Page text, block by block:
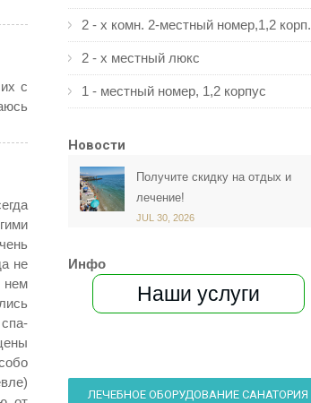
с
не
нем
2 - х комн. 2-местный номер,1,2 корп.
2 - х местный люкс
1 - местный номер, 1,2 корпус
Новости
Получите скидку на отдых и
лечение!
JUL 30, 2026
Инфо
Наши услуги
ЛЕЧЕБНОЕ ОБОРУДОВАНИЕ САНАТОРИЯ